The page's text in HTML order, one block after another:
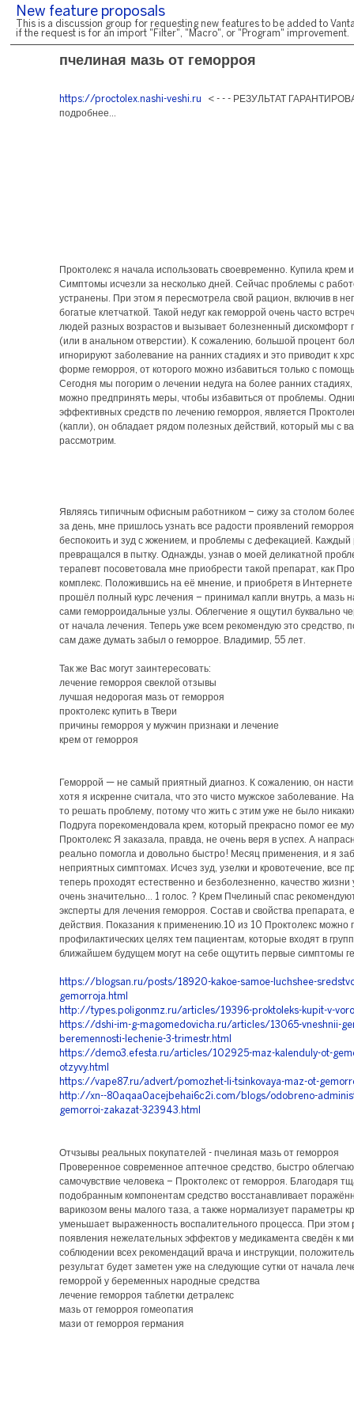
New feature proposals
This is a discussion group for requesting new features to be added to
if the request is for an import "Filter", "Macro", or "Program" improvement.
пчелиная мазь от геморроя
https://proctolex.nashi-veshi.ru < - - - РЕЗУЛЬТАТ
подробнее...
Проктолекс я начала использовать своевременно. Купила крем
Симптомы исчезли за несколько дней. Сейчас проблемы с
устранены. При этом я пересмотрела свой рацион, включив в
богатые клетчаткой. Такой недуг как геморрой очень часто
людей разных возрастов и вызывает болезненный дискомфорт
(или в анальном отверстии). К сожалению, большой процент
игнорируют заболевание на ранних стадиях и это приводит к
форме геморроя, от которого можно избавиться только с
Сегодня мы погорим о лечении недуга на более ранних стадиях,
можно предпринять меры, чтобы избавиться от проблемы.
эффективных средств по лечению геморроя, является
(капли), он обладает рядом полезных действий, который мы с
рассмотрим.
Являясь типичным офисным работником – сижу за столом
за день, мне пришлось узнать все радости проявлений
беспокоить и зуд с жжением, и проблемы с дефекацией. Каждый
превращался в пытку. Однажды, узнав о моей деликатной
терапевт посоветовала мне приобрести такой препарат, как
комплекс. Положившись на её мнение, и приобретя в Интернете
прошёл полный курс лечения – принимал капли внутрь, а мазь
сами геморроидальные узлы. Облегчение я ощутил буквально
от начала лечения. Теперь уже всем рекомендую это средство,
сам даже думать забыл о геморрое. Владимир, 55 лет.
Так же Вас могут заинтересовать:
лечение геморроя свеклой отзывы
лучшая недорогая мазь от геморроя
проктолекс купить в Твери
причины геморроя у мужчин признаки и лечение
крем от геморроя
Геморрой — не самый приятный диагноз. К сожалению, он
хотя я искренне считала, что это чисто мужское заболевание.
то решать проблему, потому что жить с этим уже не было
Подруга порекомендовала крем, который прекрасно помог ее
Проктолекс Я заказала, правда, не очень веря в успех. А
реально помогла и довольно быстро! Месяц применения, и я
неприятных симптомах. Исчез зуд, узелки и кровотечение, все
теперь проходят естественно и безболезненно, качество жизни
очень значительно… 1 голос. ? Крем Пчелиный спас
эксперты для лечения геморроя. Состав и свойства препарата,
действия. Показания к применению.10 из 10 Проктолекс можно
профилактических целях тем пациентам, которые входят в
ближайшем будущем могут на себе ощутить первые симптомы
https://blogsan.ru/posts/18920-kakoe-samoe-luchshee-
gemorroja.html
http://types.poligonmz.ru/articles/19396-proktoleks-kupit-v-
https://dshi-im-g-magomedovicha.ru/articles/13065-vneshnii-
beremennosti-lechenie-3-trimestr.html
https://demo3.efesta.ru/articles/102925-maz-kalenduly-ot-
otzyvy.html
https://vape87.ru/advert/pomozhet-li-tsinkovaya-maz-ot-
http://xn--80aqaa0acejbehai6c2i.com/blogs/odobreno-
gemorroi-zakazat-323943.html
Отчзывы реальных покупателей - пчелиная мазь от геморроя
Проверенное современное аптечное средство, быстро
самочувствие человека – Проктолекс от геморроя. Благодаря
подобранным компонентам средство восстанавливает
варикозом вены малого таза, а также нормализует параметры
уменьшает выраженность воспалительного процесса. При этом
появления нежелательных эффектов у медикамента сведён к
соблюдении всех рекомендаций врача и инструкции,
результат будет заметен уже на следующие сутки от начала
геморрой у беременных народные средства
лечение геморроя таблетки детралекс
мазь от геморроя гомеопатия
мази от геморроя германия